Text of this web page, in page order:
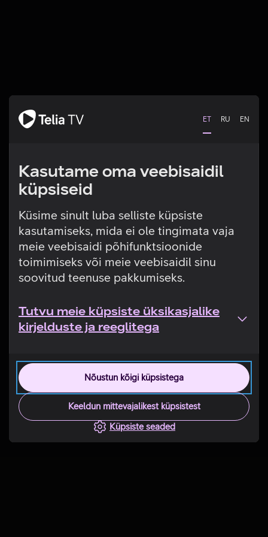
ET RU EN
Kasutame oma veebisaidil
küpsiseid
Küsime sinult luba selliste küpsiste
kasutamiseks, mida ei ole tingimata vaja
meie veebisaidi põhifunktsioonide
toimimiseks või meie veebisaidil sinu
soovitud teenuse pakkumiseks.
Tutvu meie küpsiste üksikasjalike
kirjelduste ja reeglitega
Nõustun kõigi küpsistega
Keeldun mittevajalikest küpsistest
Küpsiste seaded
Tehniline viga